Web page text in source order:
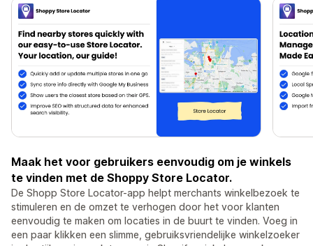
Maak het voor gebruikers eenvoudig om je winkels
te vinden met de Shoppy Store Locator.
De Shopp Store Locator-app helpt merchants winkelbezoek te
stimuleren en de omzet te verhogen door het voor klanten
eenvoudig te maken om locaties in de buurt te vinden. Voeg in
een paar klikken een slimme, gebruiksvriendelijke winkelzoeker